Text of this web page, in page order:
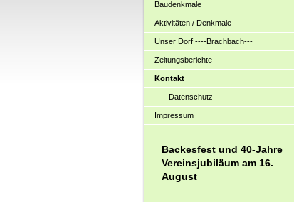
Baudenkmale
Aktivitäten / Denkmale
Unser Dorf ----Brachbach---
Zeitungsberichte
Kontakt
Datenschutz
Impressum
Backesfest und 40-Jahre
Vereinsjubiläum am 16.
August